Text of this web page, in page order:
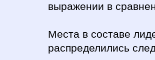
выражении в
Места в составе
распределились